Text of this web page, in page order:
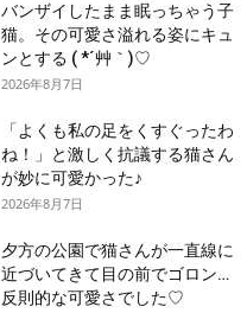
バンザイしたまま眠っちゃう子
猫。その可愛さ溢れる姿にキュ
ンとする ( *´艸｀)♡
2026年8月7日
「よくも私の足をくすぐったわ
ね！」と激しく抗議する猫さん
が妙に可愛かった♪
2026年8月7日
夕方の公園で猫さんが一直線に
近づいてきて目の前でゴロン…
反則的な可愛さでした♡